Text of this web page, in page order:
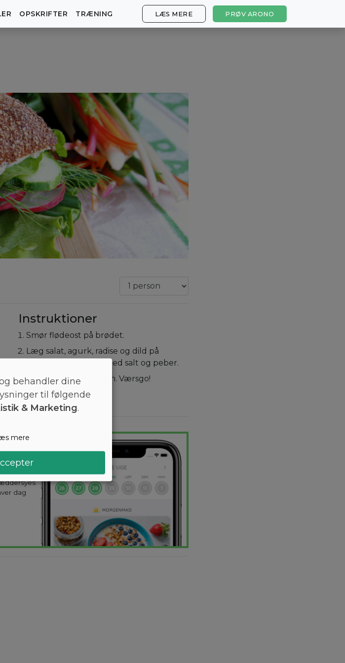
OPSKRIFTER TRÆNING LÆS MERE PRØV ARONO
Instruktioner
Smør flødeost på brødet.
Læg salat, agurk, radise og dild på
underbollen. Krydr med salt og peber.
Afslut med overbollen. Værsgo!
dag
behandler dine
til følgende
& Marketing.
mere